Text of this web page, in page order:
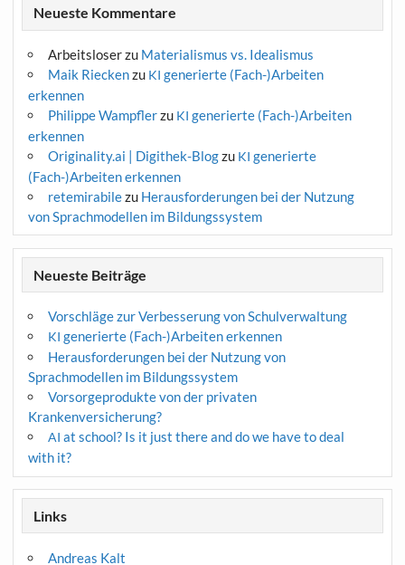
Neueste Kommentare
Arbeitsloserzu Materialismus vs. Idealismus
Maik Rieckenzu KI generierte (Fach-)Arbeiten
erkennen
Philippe Wampflerzu KI generierte (Fach-)Arbeiten
erkennen
Originality.ai | Digithek-Blogzu KI generierte
(Fach-)Arbeiten erkennen
retemirabilezu Herausforderungen bei der Nutzung
von Sprachmodellen im Bildungssystem
Neueste Beiträge
Vorschläge zur Verbesserung von Schulverwaltung
KI generierte (Fach-)Arbeiten erkennen
Herausforderungen bei der Nutzung von
Sprachmodellen im Bildungssystem
Vorsorgeprodukte von der privaten
Krankenversicherung?
AI at school? Is it just there and do we have to deal
with it?
Links
Andreas Kalt